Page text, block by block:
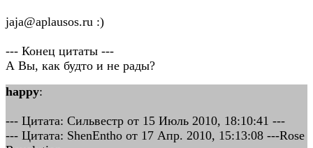
jaja@aplausos.ru :)
--- Конец цитаты ---
А Вы, как будто и не рады?
happy:
--- Цитата: Сильвестр от 15 Июль 2010, 18:10:41 ---
--- Цитата: ShenEntho от 17 Апр. 2010, 15:13:08 ---Rose